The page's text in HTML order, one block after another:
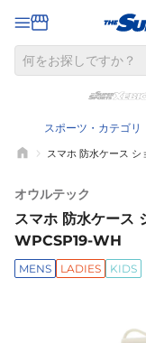
スポーツ・カテゴリ
スマホ 防水ケース
オウルテック
スマホ 防水ケース
WPCSP19-WH
MENS LADIES KIDS